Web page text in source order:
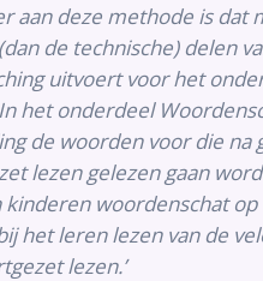
aan deze methode is dat
de technische) delen
uitvoert voor het
het onderdeel
de woorden voor die na
lezen gelezen gaan
kinderen woordenschat
het leren lezen van de
lezen.’